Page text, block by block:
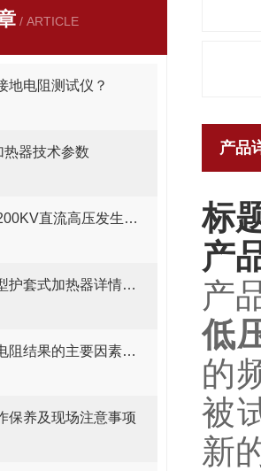
/ ARTICLE
地电阻测试仪？
热器技术参数
60KV/120KV/200KV直流高压发生器哪家比较好？
SRY6-4.5.6.7型护套式加热器详情介绍
​影响测试绝缘电阻结果的主要因素有哪些
保养及现场注意事项
产品
标
产
产
低
的
被
新